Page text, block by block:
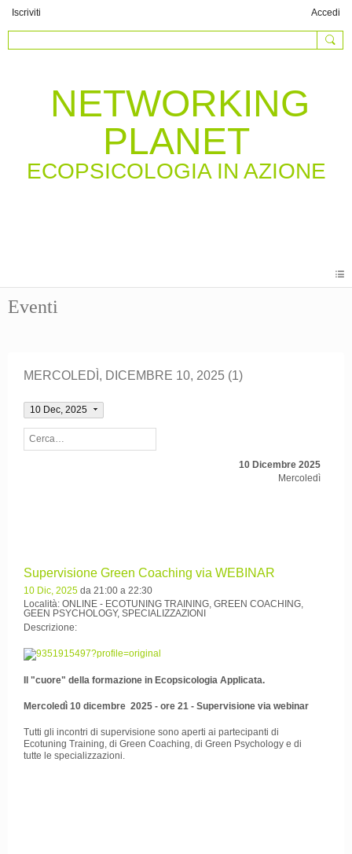
Iscriviti Accedi
NETWORKING
PLANET
Eventi
MERCOLEDÌ, DICEMBRE 10, 2025 (1)
10 Dec, 2025
10 Dicembre 2025
Mercoledì
Supervisione Green Coaching via WEBINAR
10 Dic, 2025 da 21:00 a 22:30
Località: ONLINE - ECOTUNING TRAINING, GREEN COACHING,
GEEN PSYCHOLOGY, SPECIALIZZAZIONI
Descrizione:
Il "cuore" della formazione in Ecopsicologia Applicata.
Mercoledì 10 dicembre 2025 - ore 21 - Supervisione via webinar
Tutti gli incontri di supervisione sono aperti ai partecipanti di
Ecotuning Training, di Green Coaching, di Green Psychology e di
tutte le specializzazioni.